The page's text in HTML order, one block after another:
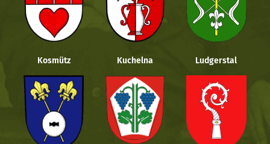
Kosmütz Kuchelna Ludgerstal